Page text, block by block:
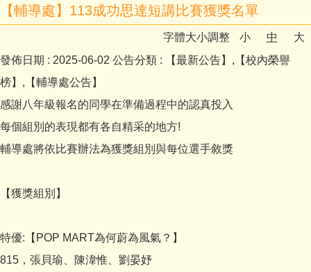
【輔導處】113成功思達短講比賽獲獎名單
字體大小調整 小 中
大
發佈日期 : 2025-06-02 公告分類 :
【最新公告】,【校內榮譽
榜】,【輔導處公告】
感謝八年級報名的同學在準備過程中的認真投入
每個組別的表現都有各自精采的地方!
輔導處將依比賽辦法為獲獎組別與每位選手敘獎
【獲獎組別】
特優:【POP MART為何蔚為風氣？】
815，張貝瑜、陳湋惟、劉晏妤